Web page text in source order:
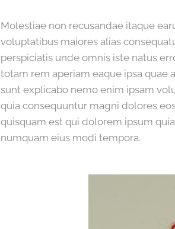
Molestiae non recusandae itaque
voluptatibus maiores alias
perspiciatis unde omnis iste natus
totam rem aperiam eaque ipsa quae
sunt explicabo nemo enim ipsam
quia consequuntur magni dolores
quisquam est qui dolorem ipsum
numquam eius modi tempora.